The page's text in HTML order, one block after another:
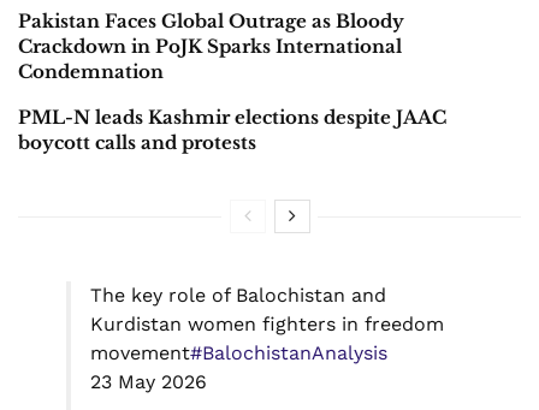
Pakistan Faces Global Outrage as Bloody
Crackdown in PoJK Sparks International
Condemnation
PML-N leads Kashmir elections despite JAAC
boycott calls and protests
The key role of Balochistan and
Kurdistan women fighters in freedom
movement#BalochistanAnalysis
23 May 2026